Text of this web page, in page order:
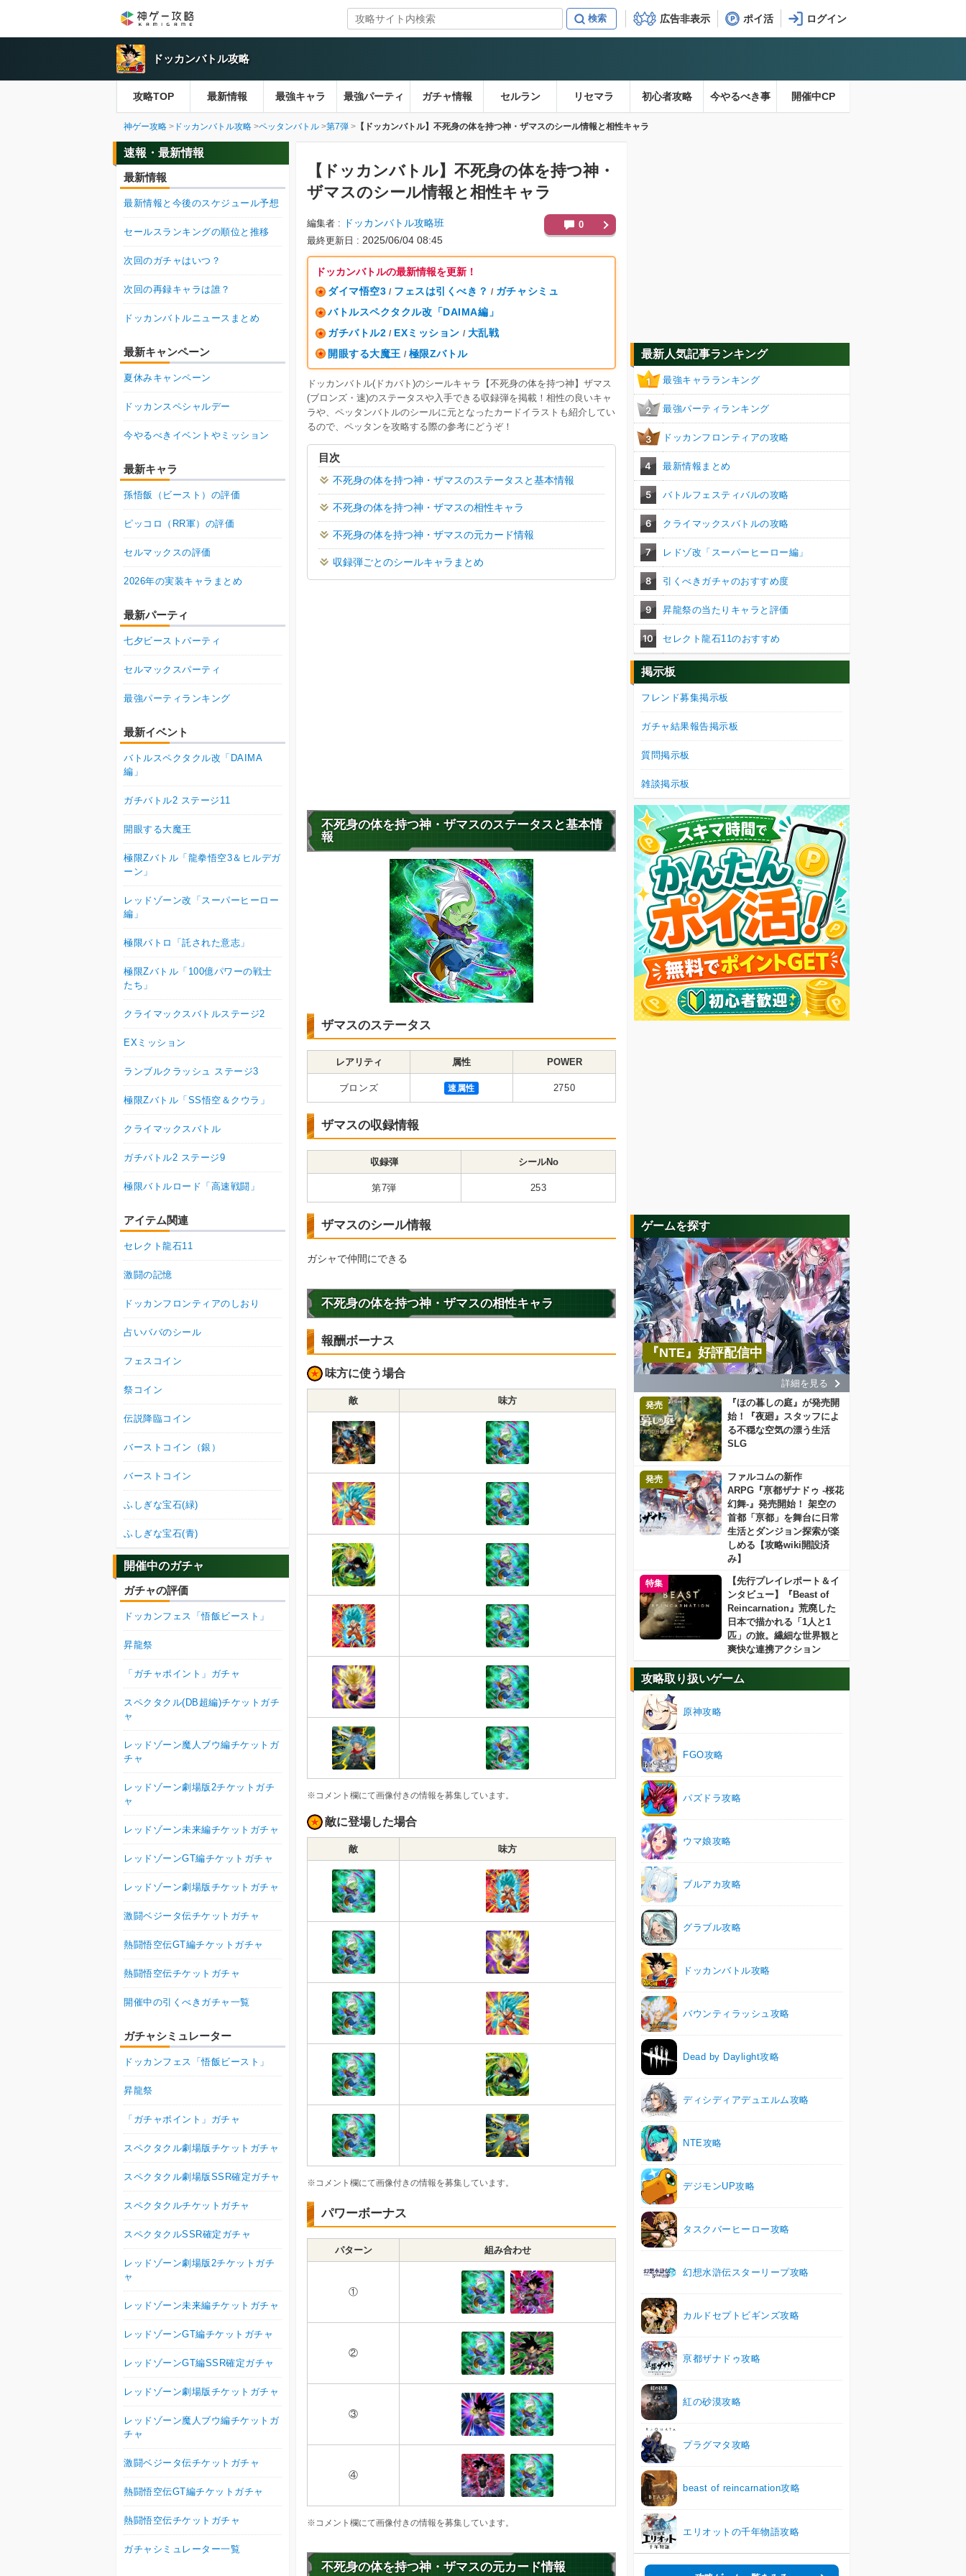
広告非表示 ポイ活
ドッカンバトル攻略
攻略TOP 最新情報 最強キャラ 最強パーティ ガチャ情報 セルラン リセマラ 初心者攻略 今やるべき事 開催中CP
神ゲー攻略 ドッカンバトル攻略 ペッタンバトル 第7弾 【ドッカンバトル】不死身の体を持つ神・ザマスのシール情報と相性キャラ
【ドッカンバトル】 不死身の体を持つ神・
ザマスのシール情報と相性キャラ
編集者 ドッカンバトル攻略班
最終更新日 2025/06/04 08:45
0
ドッカンバトルの最新情報を更新！
ダイマ悟空3 / フェスは引くべき？ / ガチャシミュ
バトルスペクタクル改「DAIMA編」
ガチバトル2 / EXミッション / 大乱戦
開眼する大魔王 / 極限Zバトル
ドッカンバトル(ドカバト)のシールキャラ【不死身の体を持つ神】ザマス
(ブロンズ・速)のステータスや入手できる収録弾を掲載！相性の良いキャ
ラや、ペッタンバトルのシールに元となったカードイラストも紹介してい
るので、ペッタンを攻略する際の参考にどうぞ！
目次
不死身の体を持つ神・ザマスのステータスと基本情報
不死身の体を持つ神・ザマスの相性キャラ
不死身の体を持つ神・ザマスの元カード情報
収録弾ごとのシールキャラまとめ
不死身の体を持つ神・ザマスのステータスと基本情
報
ザマスのステータス
レアリティ 属性 POWER
ブロンズ 速属性 2750
ザマスの収録情報
収録弾 シールNo
第7弾 253
ザマスのシール情報
ガシャで仲間にできる
不死身の体を持つ神・ザマスの相性キャラ
報酬ボーナス
味方に使う場合
敵 味方
※コメント欄にて画像付きの情報を募集しています。
敵に登場した場合
敵 味方
※コメント欄にて画像付きの情報を募集しています。
パワーボーナス
パターン 組み合わせ
①
②
③
④
※コメント欄にて画像付きの情報を募集しています。
不死身の体を持つ神・ザマスの元カード情報
最新人気記事ランキング
1 最強キャラランキング
2 最強パーティランキング
3 ドッカンフロンティアの攻略
4 最新情報まとめ
5 バトルフェスティバルの攻略
6 クライマックスバトルの攻略
7 レドゾ改「スーパーヒーロー編」
8 引くべきガチャのおすすめ度
9 昇龍祭の当たりキャラと評価
10 セレクト龍石11のおすすめ
掲示板
フレンド募集掲示板
ガチャ結果報告掲示板
質問掲示板
雑談掲示板
ゲームを探す
『NTE』好評配信中
詳細を見る
発売
『ほの暮しの庭』が発売開
始！『夜廻』スタッフによ
る不穏な空気の漂う生活
SLG
発売
ファルコムの新作
ARPG『亰都ザナドゥ -桜花
幻舞-』発売開始！ 架空の
首都「亰都」を舞台に日常
生活とダンジョン探索が楽
しめる【攻略wiki開設済
み】
特集
【先行プレイレポート＆イ
ンタビュー】『Beast of
Reincarnation』荒廃した
日本で描かれる「1人と1
匹」の旅。繊細な世界観と
爽快な連携アクション
攻略取り扱いゲーム
原神攻略
FGO攻略
パズドラ攻略
ウマ娘攻略
ブルアカ攻略
グラブル攻略
ドッカンバトル攻略
バウンティラッシュ攻略
Dead by Daylight攻略
ディシディアデュエルム攻略
NTE攻略
デジモンUP攻略
タスクバーヒーロー攻略
幻想水滸伝スターリープ攻略
カルドセプトビギンズ攻略
亰都ザナドゥ攻略
紅の砂漠攻略
プラグマタ攻略
beast of reincarnation攻略
エリオットの千年物語攻略
速報・最新情報
最新情報
最新情報と今後のスケジュール予想
セールスランキングの順位と推移
次回のガチャはいつ？
次回の再録キャラは誰？
ドッカンバトルニュースまとめ
最新キャンペーン
夏休みキャンペーン
ドッカンスペシャルデー
今やるべきイベントやミッション
最新キャラ
孫悟飯（ビースト）の評価
ピッコロ（RR軍）の評価
セルマックスの評価
2026年の実装キャラまとめ
最新パーティ
七夕ビーストパーティ
セルマックスパーティ
最強パーティランキング
最新イベント
バトルスペクタクル改「DAIMA
編」
ガチバトル2 ステージ11
開眼する大魔王
極限Zバトル「龍拳悟空3＆ヒルデガ
ーン」
レッドゾーン改「スーパーヒーロー
編」
極限バトロ「託された意志」
極限Zバトル「100億パワーの戦士
たち」
クライマックスバトルステージ2
EXミッション
ランブルクラッシュ ステージ3
極限Zバトル「SS悟空＆クウラ」
クライマックスバトル
ガチバトル2 ステージ9
極限バトルロード「高速戦闘」
アイテム関連
セレクト龍石11
激闘の記憶
ドッカンフロンティアのしおり
占いババのシール
フェスコイン
祭コイン
伝説降臨コイン
バーストコイン（銀）
バーストコイン
ふしぎな宝石(緑)
ふしぎな宝石(青)
開催中のガチャ
ガチャの評価
ドッカンフェス「悟飯ビースト」
昇龍祭
「ガチャポイント」ガチャ
スペクタクル(DB超編)チケットガチ
ャ
レッドゾーン魔人ブウ編チケットガ
チャ
レッドゾーン劇場版2チケットガチ
ャ
レッドゾーン未来編チケットガチャ
レッドゾーンGT編チケットガチャ
レッドゾーン劇場版チケットガチャ
激闘ベジータ伝チケットガチャ
熱闘悟空伝GT編チケットガチャ
熱闘悟空伝チケットガチャ
開催中の引くべきガチャ一覧
ガチャシミュレーター
ドッカンフェス「悟飯ビースト」
昇龍祭
「ガチャポイント」ガチャ
スペクタクル劇場版チケットガチャ
スペクタクル劇場版SSR確定ガチャ
スペクタクルチケットガチャ
スペクタクルSSR確定ガチャ
レッドゾーン劇場版2チケットガチ
ャ
レッドゾーン未来編チケットガチャ
レッドゾーンGT編チケットガチャ
レッドゾーンGT編SSR確定ガチャ
レッドゾーン劇場版チケットガチャ
レッドゾーン魔人ブウ編チケットガ
チャ
激闘ベジータ伝チケットガチャ
熱闘悟空伝GT編チケットガチャ
熱闘悟空伝チケットガチャ
ガチャシミュレーター一覧